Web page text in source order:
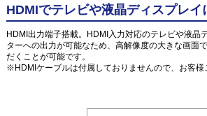
HDMIでテレビや液晶ディスプレイ
HDMI出力端子搭載。HDMI入力対応のテレビや液晶
ターへの出力が可能なため、高解像度の大きな画面
だくことが可能です。
※HDMIケーブルは付属しておりませんので、お客様